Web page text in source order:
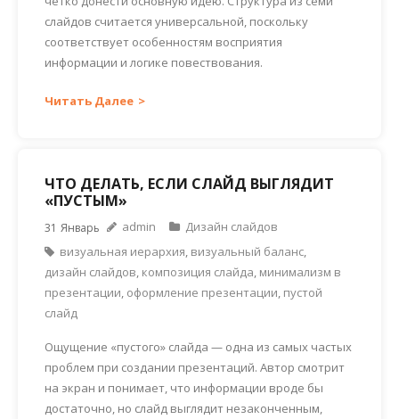
слайдов считается универсальной, поскольку
соответствует особенностям восприятия
информации и логике повествования.
Читать Далее
ЧТО ДЕЛАТЬ, ЕСЛИ СЛАЙД ВЫГЛЯДИТ
«ПУСТЫМ»
31 Январь admin
Дизайн слайдов
визуальная иерархия визуальный баланс
дизайн слайдов композиция слайда минимализм в
презентации оформление презентации пустой
слайд
Ощущение «пустого» слайда — одна из самых частых
проблем при создании презентаций. Автор смотрит
на экран и понимает, что информации вроде бы
достаточно, но слайд выглядит незаконченным,